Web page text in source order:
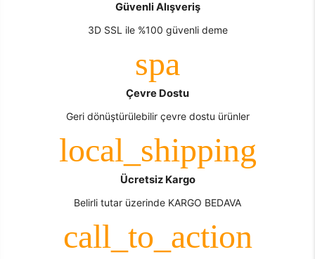
Güvenli Alışveriş
3D SSL ile %100 güvenli deme
Çevre Dostu
Geri dönüştürülebilir çevre dostu ürünler
Ücretsiz Kargo
Belirli tutar üzerinde KARGO BEDAVA